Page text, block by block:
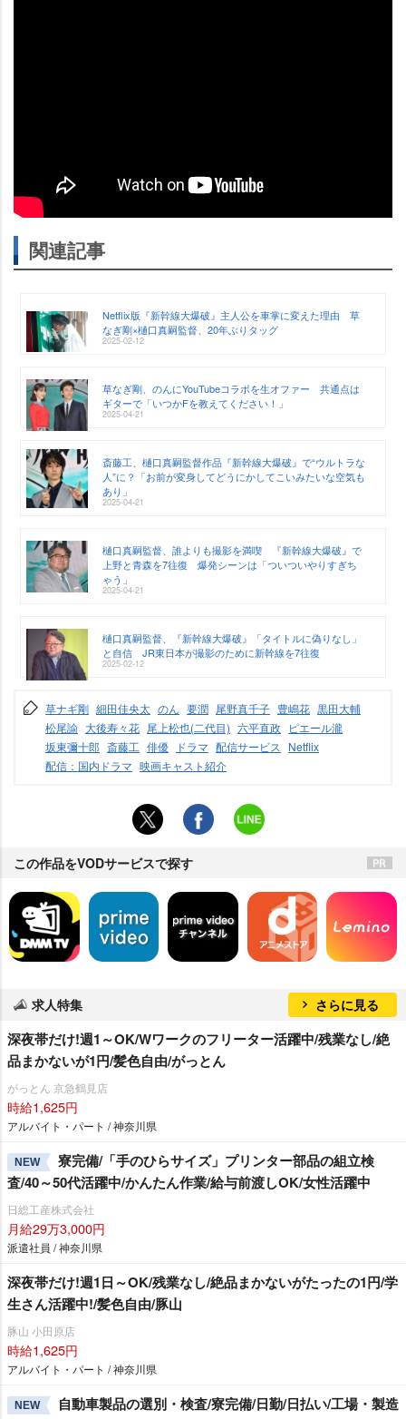
関連記事
Netflix版『新幹線大爆破』主人公を車掌に変えた理由 草
なぎ剛×樋口真嗣監督、20年ぶりタッグ
2025-02-12
草なぎ剛、のんにYouTubeコラボを生オファー 共通点は
ギターで「いつかFを教えてください！」
2025-04-21
斎藤工、樋口真嗣監督作品『新幹線大爆破』で“ウルトラな
人”に？「お前が変身してどうにかしてこいみたいな空気も
あり」
2025-04-21
樋口真嗣監督、誰よりも撮影を満喫 『新幹線大爆破』で
上野と青森を7往復 爆発シーンは「ついついやりすぎち
ゃう」
2025-04-21
樋口真嗣監督、『新幹線大爆破』「タイトルに偽りなし」
と自信 JR東日本が撮影のために新幹線を7往復
2025-02-12
草ナギ剛 細田佳央太 のん 要潤 尾野真千子 豊嶋花 黒田大輔
松尾諭 大後寿々花 尾上松也(二代目) 六平直政
ピエール瀧
坂東彌十郎 斎藤工 俳優 ドラマ 配信サービス
Netflix
配信：国内ドラマ 映画キャスト紹介
この作品をVODサービスで探す
求人特集 さらに見る
深夜帯だけ!週1～OK/Wワークのフリーター活躍中/残業なし/絶
品まかないが1円/髪色自由/がっとん
がっとん 京急鶴見店
時給1,625円
アルバイト・パート / 神奈川県
NEW
寮完備/「手のひらサイズ」プリンター部品の組立検
査/40～50代活躍中/かんたん作業/給与前渡しOK/女性活躍中
日総工産株式会社
月給29万3,000円
派遣社員 / 神奈川県
深夜帯だけ!週1日～OK/残業なし/絶品まかないがたったの1円/学
生さん活躍中!/髪色自由/豚山
豚山 小田原店
時給1,625円
アルバイト・パート / 神奈川県
NEW 自動車製品の選別・検査/寮完備/日勤/日払い/工場・製造